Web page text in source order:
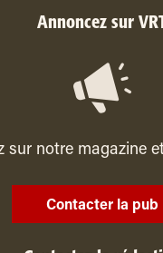
Annoncez sur
sur notre magazine
Contacter la pub